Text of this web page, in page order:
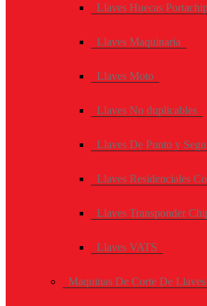
Llaves Huecas
Llaves Maquinaria
Llaves Moto
Llaves No duplicables
Llaves De Punto y
Llaves Residenciales
Llaves Transponder
Llaves VATS
Maquinas De Corte De Llaves